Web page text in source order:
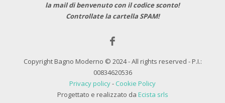
la mail di benvenuto con il codice sconto!
Controllate la cartella SPAM!
Copyright Bagno Moderno © 2024 - All rights reserved - P.I.:
00834620536
Privacy policy- Cookie Policy
Progettato e realizzato da Ecista srls